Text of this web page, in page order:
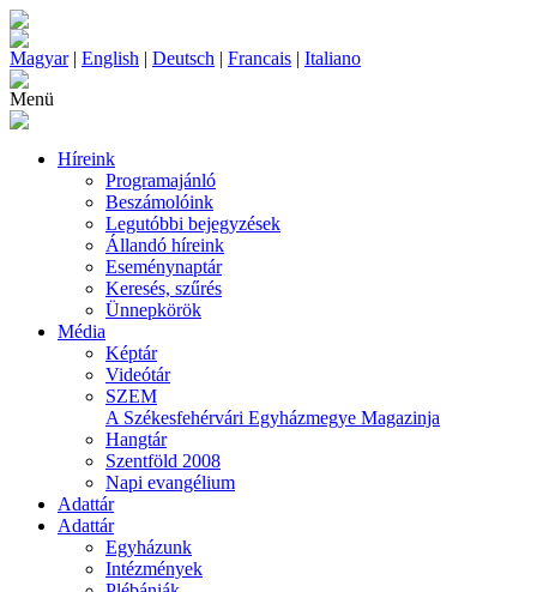
Magyar| English | Deutsch | Francais | Italiano
Menü
Híreink
Programajánló
Beszámolóink
Legutóbbi bejegyzések
Állandó híreink
Eseménynaptár
Keresés, szűrés
Ünnepkörök
Média
Képtár
Videótár
SZEM
A Székesfehérvári Egyházmegye Magazinja
Hangtár
Szentföld 2008
Napi evangélium
Adattár
Adattár
Egyházunk
Intézmények